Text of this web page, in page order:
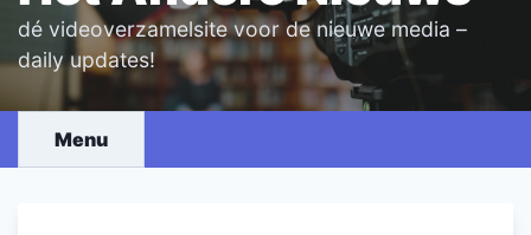
dé videoverzamelsite voor de nieuwe media –
daily updates!
Menu